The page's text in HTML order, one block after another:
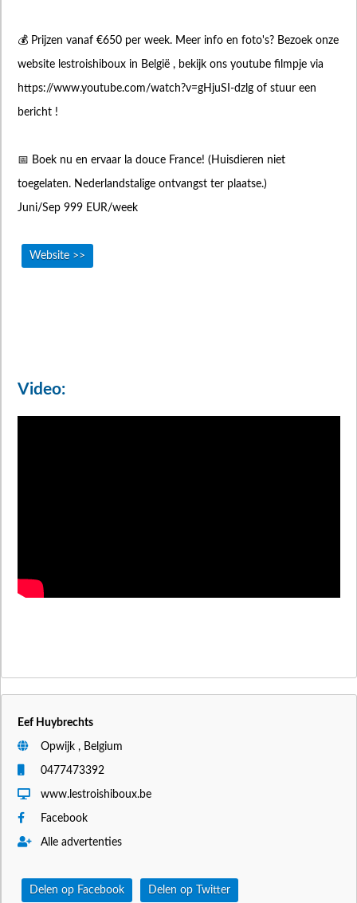
💰 Prijzen vanaf €650 per week. Meer info en foto's? Bezoek onze
website lestroishiboux in België , bekijk ons youtube filmpje via
https://www.youtube.com/watch?v=gHjuSI-dzlg of stuur een
bericht !
📅 Boek nu en ervaar la douce France! (Huisdieren niet
toegelaten. Nederlandstalige ontvangst ter plaatse.)
Juni/Sep 999 EUR/week
Website >>
Video:
Eef Huybrechts
Opwijk , Belgium
0477473392
www.lestroishiboux.be
Facebook
Alle advertenties
Delen op Facebook Delen op Twitter